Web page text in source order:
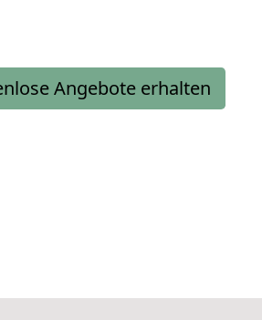
Angebote erhalten